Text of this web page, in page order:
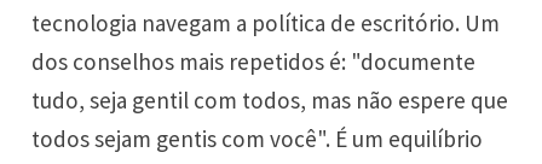
tecnologia navegam a política de escritório. Um
dos conselhos mais repetidos é: "documente
tudo, seja gentil com todos, mas não espere que
todos sejam gentis com você". É um equilíbrio